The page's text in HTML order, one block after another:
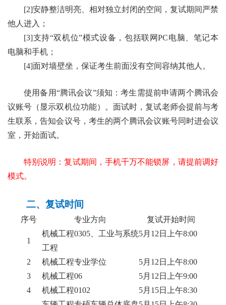
[2]安静整洁明亮、相对独立封闭的空间，复试期间严禁
他人进入；
[3]支持“双机位”模式设备，包括联网PC电脑、笔记本
电脑和手机 ；
[4]面对墙壁坐，保证考生前面没有空间容纳其他人。
使用备用“腾讯会议”须知：考生需提前申请两个腾讯会
议账号（显示双机位功能）。面试时，复试老师会提前与考
生联系，告知会议号，考生的两个腾讯会议账号同时进会议
室，开始面试。
特别说明：复试期间，手机千万不能锁屏，请提前调好
模式。
二、复试时间
序号 专业方向 复试开始时间
1
机械工程0305、工业与系统
工程
5月12日上午8:00
2 机械工程专业学位
5月12日上午8:00
3
机械工程06
5月12日上午9:00
4
机械工程0102 5月15日上午8:30